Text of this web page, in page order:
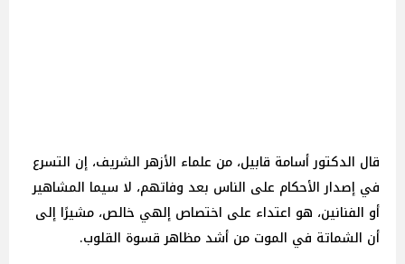
قال الدكتور أسامة قابيل، من علماء الأزهر الشريف، إن التسرع
في إصدار الأحكام على الناس بعد وفاتهم، لا سيما المشاهير
أو الفنانين، هو اعتداء على اختصاص إلهي خالص، مشيرًا إلى
أن الشماتة في الموت من أشد مظاهر قسوة القلوب.